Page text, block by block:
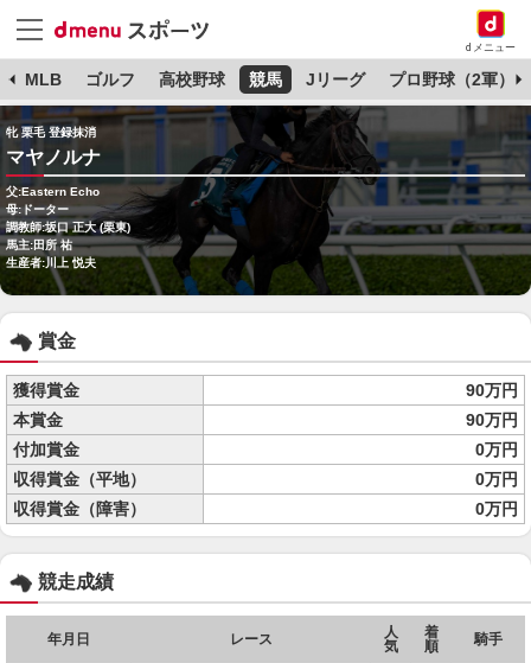
dメニュー
MLB ゴルフ 高校野球 競馬 Jリーグ プロ野球（2軍）
牝 栗毛 登録抹消
マヤノルナ
父:Eastern Echo
母:ドーター
調教師:坂口 正大 (栗東)
馬主:田所 祐
生産者:川上 悦夫
賞金
獲得賞金
90万円
本賞金
90万円
付加賞金
0万円
収得賞金（平地）
0万円
収得賞金（障害）
0万円
競走成績
年月日 レース
人
気
着
順
騎手